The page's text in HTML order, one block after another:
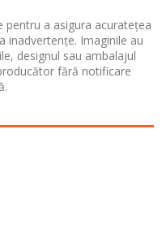
a asigura acuratețea
inadvertențe. Imaginile au
designul sau ambalajul
fără notificare